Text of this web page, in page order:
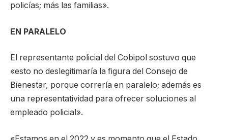
policías; más las familias».
EN PARALELO
El representante policial del Cobipol sostuvo que
«esto no deslegitimaría la figura del Consejo de
Bienestar, porque correría en paralelo; además es
una representatividad para ofrecer soluciones al
empleado policial».